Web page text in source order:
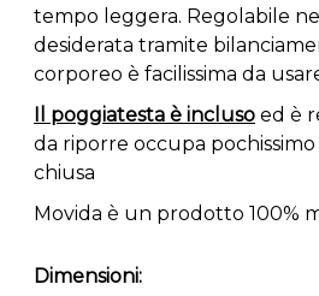
tempo leggera. Regolabile
desiderata tramite
corporeo è facilissima da
Il poggiatesta è incluso ed è
da riporre occupa
chiusa
Movida è un prodotto 100%
Dimensioni: